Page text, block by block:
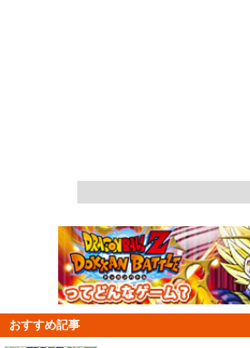
おすすめ記事